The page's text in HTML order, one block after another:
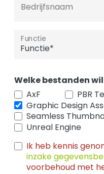
Bedrijfsnaam
Functie
Welke bestanden
AxF
PBR
Graphic Design
Seamless
Unreal Engine
Ik heb kennis
inzake
voorbehoud met